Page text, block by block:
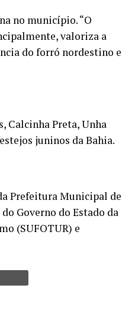
no município. “O
valoriza a
do forró nordestino e
Calcinha Preta, Unha
juninos da Bahia.
Prefeitura Municipal de
Governo do Estado da
(SUFOTUR) e